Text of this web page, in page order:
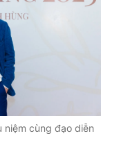
niệm cùng đạo diễn